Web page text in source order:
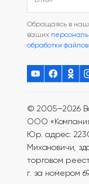
Обращаясь в наш
ваших
обработки
© 2005—2026
ООО «Компания
Юр. адрес:
Михановичи,
торговом
г. за номером